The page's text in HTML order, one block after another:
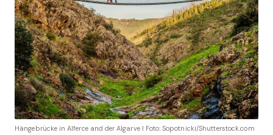
Hängebrücke in Alferce and der Algarve I Foto: Sopotnicki/Shutterstock.com